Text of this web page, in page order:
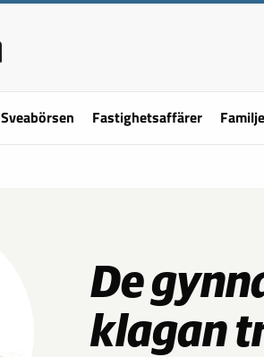
Sveabörsen Fastighetsaffärer
De
klagan